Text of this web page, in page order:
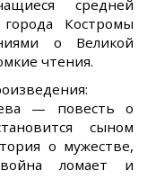
средней
Костромы
о Великой
чтения.
— повесть о
сыном
о мужестве,
ломает и